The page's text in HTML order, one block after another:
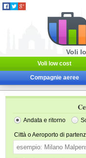
Voli
Voli low cost
Compagnie aeree
Andata e ritorno
Città o Aeroporto di